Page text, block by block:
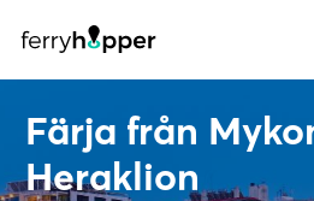
Färja från
Heraklion